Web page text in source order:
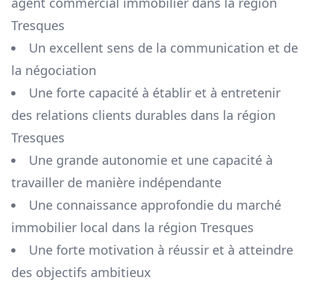
Tresques
Un excellent sens de la communication et de
la négociation
Une forte capacité à établir et à entretenir
des relations clients durables dans la région
Tresques
Une grande autonomie et une capacité à
travailler de manière indépendante
Une connaissance approfondie du marché
immobilier local dans la région Tresques
Une forte motivation à réussir et à atteindre
des objectifs ambitieux